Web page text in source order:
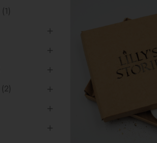
(1)
(2)